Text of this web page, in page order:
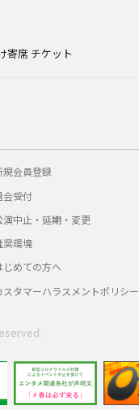
寄席 チケット
規会員登録
会受付
演中止・延期・変更
奨環境
じめての方へ
スタマーハラスメントポリシー